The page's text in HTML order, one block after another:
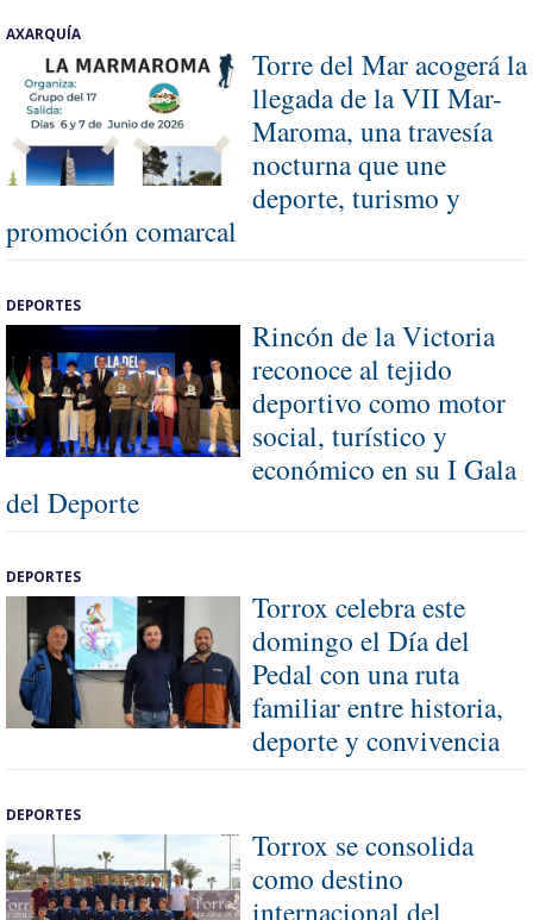
AXARQUÍA
Torre del Mar acogerá la
llegada de la VII Mar-
Maroma, una travesía
nocturna que une
deporte, turismo y
promoción comarcal
DEPORTES
Rincón de la Victoria
reconoce al tejido
deportivo como motor
social, turístico y
económico en su I Gala
del Deporte
DEPORTES
Torrox celebra este
domingo el Día del
Pedal con una ruta
familiar entre historia,
deporte y convivencia
DEPORTES
Torrox se consolida
como destino
internacional del